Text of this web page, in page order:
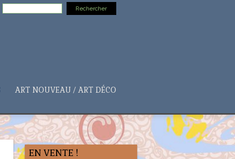
ART NOUVEAU / ART DÉCO
EN VENTE !